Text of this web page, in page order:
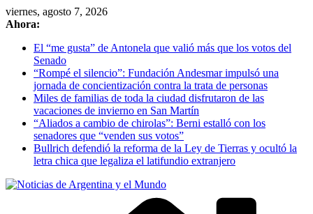
Skip
to
viernes, agosto 7, 2026
Ahora:
El “me gusta” de Antonela que valió más que los votos del
Senado
“Rompé el silencio”: Fundación Andesmar impulsó una
jornada de concientización contra la trata de personas
Miles de familias de toda la ciudad disfrutaron de las
vacaciones de invierno en San Martín
“Aliados a cambio de chirolas”: Berni estalló con los
senadores que “venden sus votos”
Bullrich defendió la reforma de la Ley de Tierras y ocultó la
letra chica que legaliza el latifundio extranjero